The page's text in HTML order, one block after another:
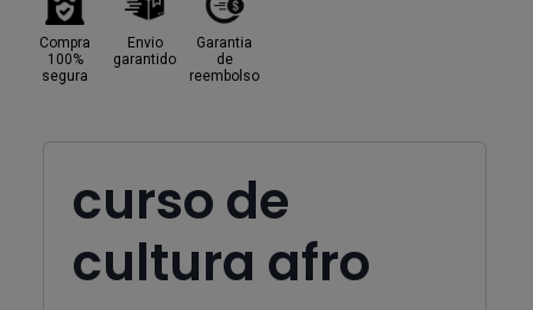
Compra
100%
segura
Envio
garantido
Garantia
de
reembolso
curso de
cultura afro